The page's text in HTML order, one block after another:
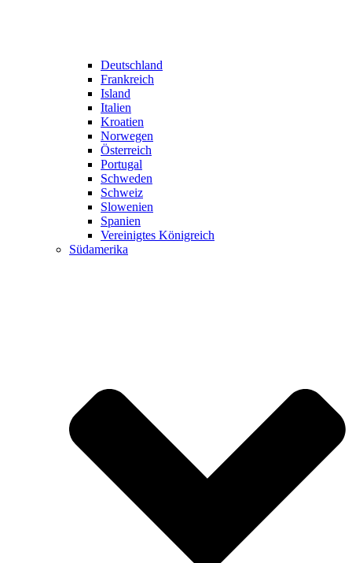
Deutschland
Frankreich
Island
Italien
Kroatien
Norwegen
Österreich
Portugal
Schweden
Schweiz
Slowenien
Spanien
Vereinigtes Königreich
Südamerika